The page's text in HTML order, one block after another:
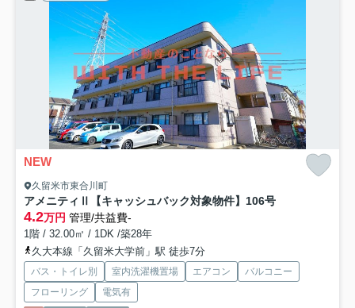
NEW
久留米市東合川町
アメニティⅡ【キャッシュバック対象物件】 106号
4.2万円 管理/共益費-
1階 / 32.00㎡ / 1DK /築28年
久大本線「久留米大学前」駅 徒歩7分
バス・トイレ別 室内洗濯機置場 エアコン
バルコニー
フローリング
電気有